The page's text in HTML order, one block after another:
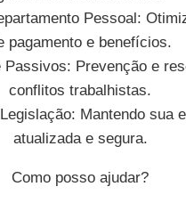
Pessoal:
pagamento e benefícios.
Passivos: Prevenção e
conflitos trabalhistas.
Mantendo sua
atualizada e segura.
Como posso ajudar?